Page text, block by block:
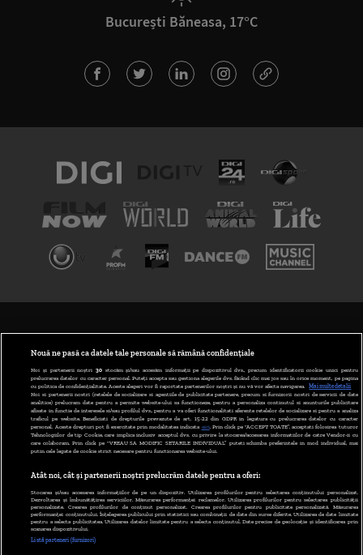
București Băneasa, 17°C
ABONARE DIGI TV
GESTIONAȚI PREFERINȚELE
CODUL DIGI24
CAMERE WEB
CONTACT/INFO
Nouă ne pasă ca datele tale personale să rămână confidențiale
Noi și partenerii noștri 30stocăm și/sau accesăm informații pe dispozitivul dvs., precum identificatorii cookie unici pentru
prelucrarea datelor cu caracter personal. Puteți accepta sau gestiona alegerile dvs. făcând clic mai jos sau în orice moment, pe pagina
cu politica de confidențialitate. Aceste alegeri vor fi raportate partenerilor noștri și nu vă vor afecta navigarea.
Mai multe detalii
Noi si partenerii nostri (retelele de socializare si agentiile de publicitate partenere, precum si furnizorii nostri de servicii de date
analitice) prelucram date pentru a permite website-ului sa functioneze, pentru a personaliza continutul si anunturile publicitare
afisate in functie de interesele si/sau profilul dvs., pentru a va oferi functionalitati aferente retelelor de socializare si pentru a analiza
traficul pe website. Beneficiati de drepturile prevazute de art. 15-22 din GDPR in legatura cu prelucrarea datelor cu caracter
personal. Aceste drepturi pot fi exercitate prin modalitatea indicata aici. Prin click pe “ACCEPT TOATE”, acceptati folosirea tuturor
Tehnologiilor de tip Cookie, care implica inclusiv acceptul dvs. cu privire la stocarea/accesarea informatiilor de catre Vendor-ii cu
care colaboram. Prin click pe “VREAU SA MODIFIC SETARILE INDIVIDUAL” puteti schimba preferintele in mod individual, mai
putin cele legate de cookie strict necesare pentru functionarea website-ului.
Atât noi, cât și partenerii noștri prelucrăm datele pentru a oferi:
Stocarea și/sau accesarea informațiilor de pe un dispozitiv. Utilizarea profilurilor pentru selectarea conținutului personalizat.
Dezvoltarea și îmbunătățirea serviciilor. Măsurarea performanței reclamelor. Utilizarea profilurilor pentru selectarea publicității
personalizate. Crearea profilurilor de conținut personalizat. Crearea profilurilor pentru publicitate personalizată. Măsurarea
performanței conținutului. Înțelegerea publicului prin statistici sau combinații de date din surse diferite. Utilizarea de date limitate
pentru a selecta publicitatea. Utilizarea datelor limitate pentru a selecta conținutul. Date precise de geolocație și identificarea prin
scanarea dispozitivului.
Listă parteneri (furnizori)